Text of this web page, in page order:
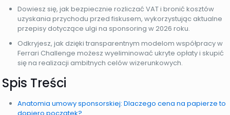
Dowiesz się, jak bezpiecznie rozliczać VAT i bronić kosztów
uzyskania przychodu przed fiskusem, wykorzystując aktualne
przepisy dotyczące ulgi na sponsoring w 2026 roku.
Odkryjesz, jak dzięki transparentnym modelom współpracy w
Ferrari Challenge możesz wyeliminować ukryte opłaty i skupić
się na realizacji ambitnych celów wizerunkowych.
Spis Treści
Anatomia umowy sponsorskiej: Dlaczego cena na papierze to